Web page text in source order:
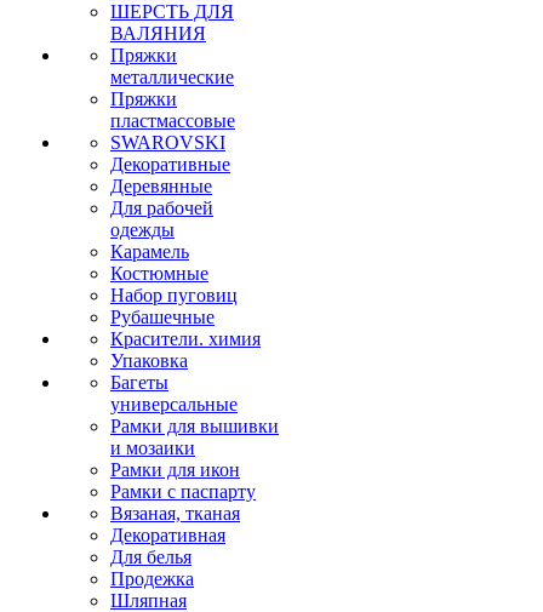
ШЕРСТЬ ДЛЯ
ВАЛЯНИЯ
Пряжки
металлические
Пряжки
пластмассовые
SWAROVSKI
Декоративные
Деревянные
Для рабочей
одежды
Карамель
Костюмные
Набор пуговиц
Рубашечные
Красители. химия
Упаковка
Багеты
универсальные
Рамки для вышивки
и мозаики
Рамки для икон
Рамки с паспарту
Вязаная, тканая
Декоративная
Для белья
Продежка
Шляпная